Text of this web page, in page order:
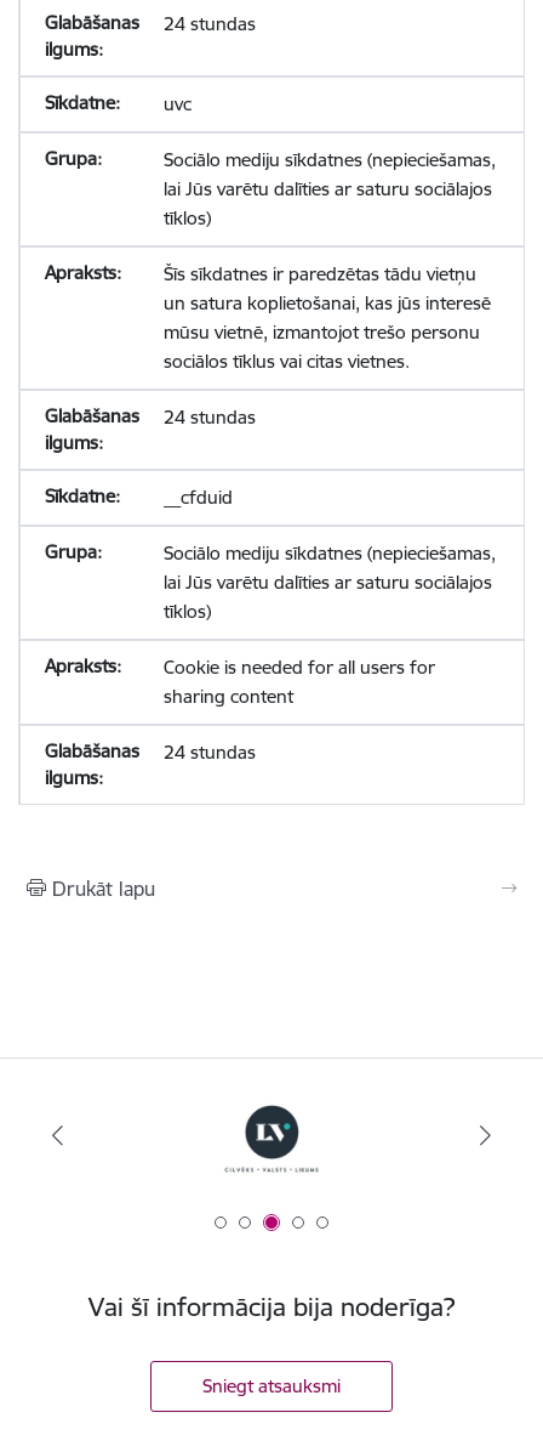
24 stundas
uvc
Sociālo mediju sīkdatnes (nepieciešamas,
lai Jūs varētu dalīties ar saturu sociālajos
tīklos)
Šīs sīkdatnes ir paredzētas tādu vietņu
un satura koplietošanai, kas jūs interesē
mūsu vietnē, izmantojot trešo personu
sociālos tīklus vai citas vietnes.
24 stundas
__cfduid
Sociālo mediju sīkdatnes (nepieciešamas,
lai Jūs varētu dalīties ar saturu sociālajos
tīklos)
Cookie is needed for all users for
sharing content
24 stundas
Drukāt lapu
Vai šī informācija bija noderīga?
Sniegt atsauksmi